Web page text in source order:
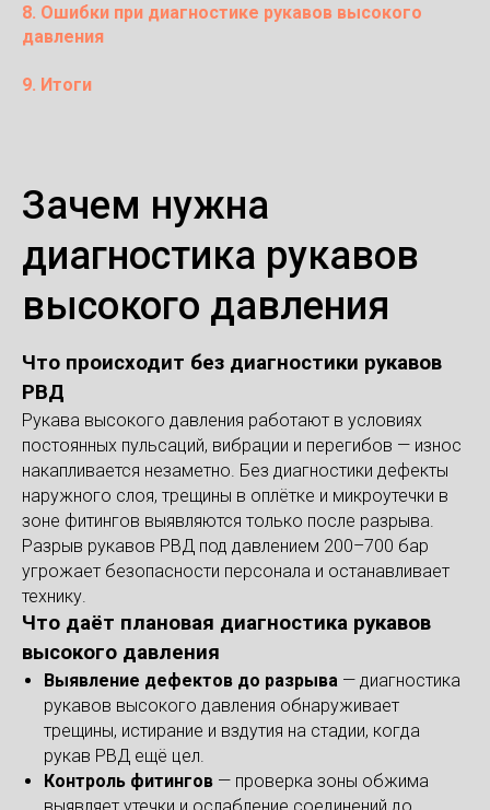
8. Ошибки при диагностике рукавов высокого
давления
9. Итоги
Зачем нужна
диагностика рукавов
высокого давления
Что происходит без диагностики рукавов
РВД
Рукава высокого давления работают в условиях
постоянных пульсаций, вибрации и перегибов — износ
накапливается незаметно. Без диагностики дефекты
наружного слоя, трещины в оплётке и микроутечки в
зоне фитингов выявляются только после разрыва.
Разрыв рукавов РВД под давлением 200–700 бар
угрожает безопасности персонала и останавливает
технику.
Что даёт плановая диагностика рукавов
высокого давления
Выявление дефектов до разрыва — диагностика
рукавов высокого давления обнаруживает
трещины, истирание и вздутия на стадии, когда
рукав РВД ещё цел.
Контроль фитингов — проверка зоны обжима